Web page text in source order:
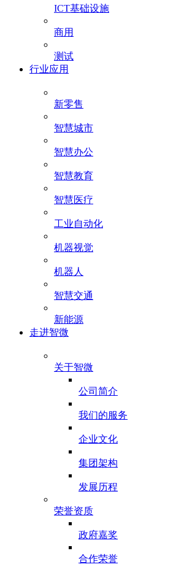
ICT基础设施
商用
测试
行业应用
新零售
智慧城市
智慧办公
智慧教育
智慧医疗
工业自动化
机器视觉
机器人
智慧交通
新能源
走进智微
关于智微
公司简介
我们的服务
企业文化
集团架构
发展历程
荣誉资质
政府嘉奖
合作荣誉